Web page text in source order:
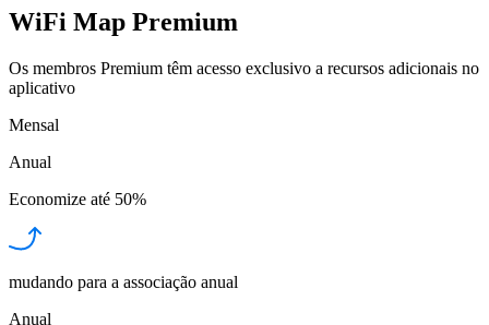
WiFi Map Premium
Os membros Premium têm acesso exclusivo a recursos adicionais no
aplicativo
Mensal
Anual
Economize até 50%
mudando para a associação anual
Anual